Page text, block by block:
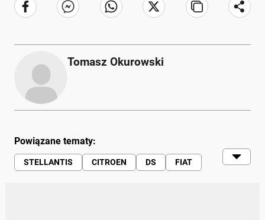
Tomasz Okurowski
Powiązane tematy:
STELLANTIS CITROEN DS
FIAT